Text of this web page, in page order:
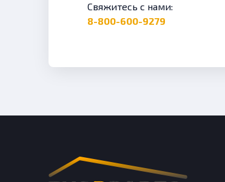
Свяжитесь с нами:
8-800-600-9279